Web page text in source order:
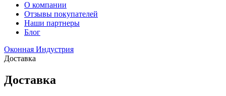
О компании
Отзывы покупателей
Наши партнеры
Блог
Оконная Индустрия
Доставка
Доставка